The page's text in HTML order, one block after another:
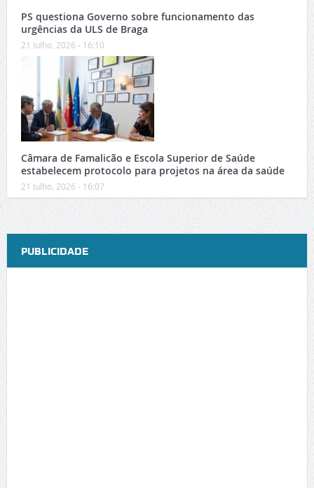
PS questiona Governo sobre funcionamento das
urgências da ULS de Braga
21 Julho, 2026 - 16:10
Câmara de Famalicão e Escola Superior de Saúde
estabelecem protocolo para projetos na área da saúde
21 Julho, 2026 - 16:07
PUBLICIDADE